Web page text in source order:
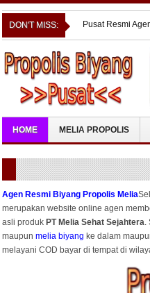
DON'T MISS:
Pusat Resmi
Pusat Resmi
KEPULAUAN
Pusat Resmi
TENGGARA
Pusat Resmi
Pusat Resmi
HOME MELIA PROPOLIS
Agen Resmi Biyang Propolis Melia
merupakan website online agen
asli produk PT Melia Sehat Sejahtera.
maupun melia biyang ke dalam
melayani COD bayar di tempat di